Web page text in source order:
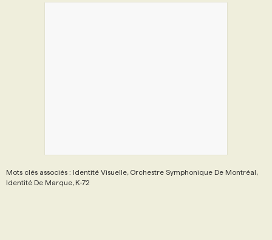
Mots clés associés : Identité Visuelle, Orchestre Symphonique De Montréal,
Identité De Marque, K-72